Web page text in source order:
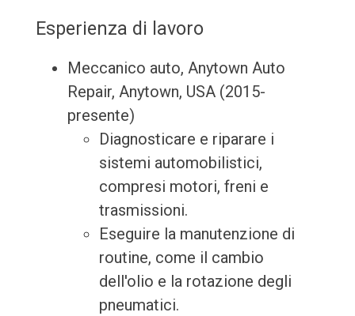
Esperienza di lavoro
Meccanico auto, Anytown Auto
Repair, Anytown, USA (2015-
presente)
Diagnosticare e riparare i
sistemi automobilistici,
compresi motori, freni e
trasmissioni.
Eseguire la manutenzione di
routine, come il cambio
dell'olio e la rotazione degli
pneumatici.